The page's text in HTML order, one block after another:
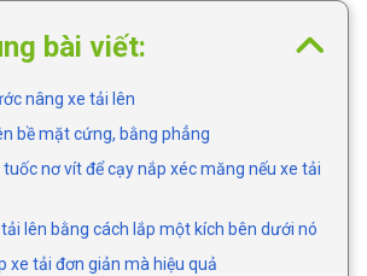
bài viết:
nâng xe tải lên
bề mặt cứng, bằng phẳng
tuốc nơ vít để cạy nắp xéc măng nếu xe tải
tải lên bằng cách lắp một kích bên dưới nó
xe tải đơn giản mà hiệu quả